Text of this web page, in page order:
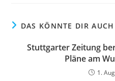
DAS KÖNNTE DIR
Stuttgarter Zeitung
Pläne am
1.